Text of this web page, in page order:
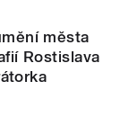
města
Rostislava